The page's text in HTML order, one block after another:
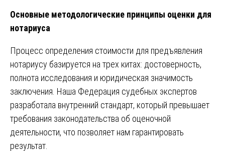
Основные методологические принципы оценки для
нотариуса
Процесс определения стоимости для предъявления
нотариусу базируется на трех китах: достоверность,
полнота исследования и юридическая значимость
заключения. Наша Федерация судебных экспертов
разработала внутренний стандарт, который превышает
требования законодательства об оценочной
деятельности, что позволяет нам гарантировать
результат.